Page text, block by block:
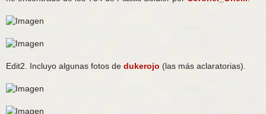
Edit2. Incluyo algunas fotos de dukerojo (las más aclaratorias).